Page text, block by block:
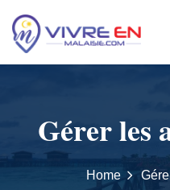
content
Gérer les
Home